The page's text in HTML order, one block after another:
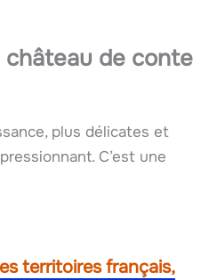
château de conte
plus délicates et
C’est une
territoires français,